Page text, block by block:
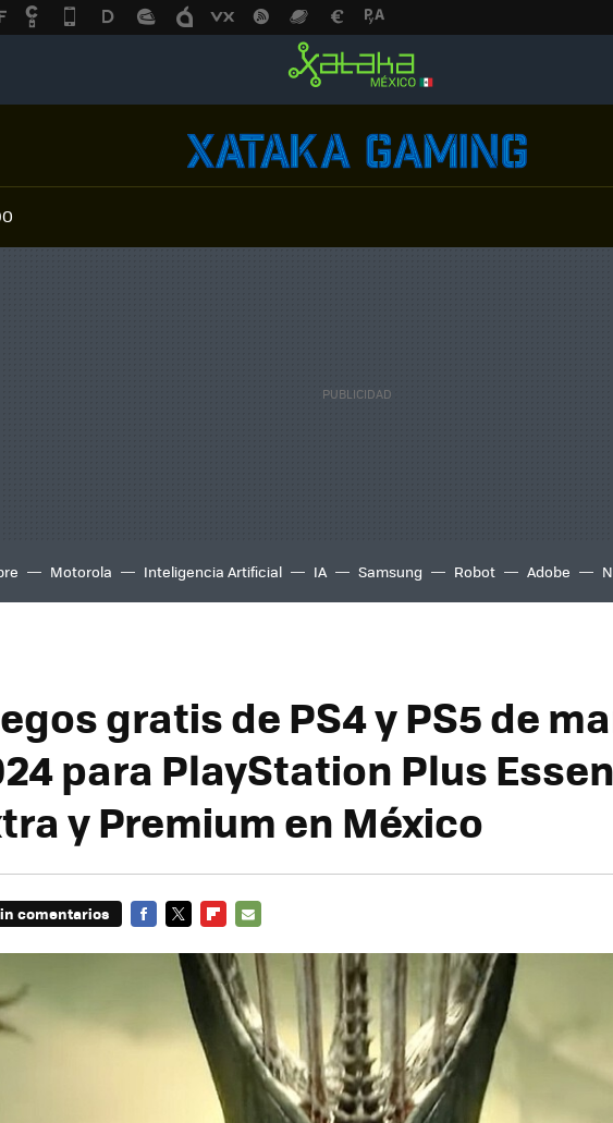
Motorola Inteligencia Artificial IA Samsung Robot Adobe
gratis de PS4 y PS5 de
para PlayStation Plus
y Premium en México
comentarios
MAIL